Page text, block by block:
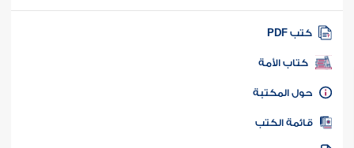
كتب PDF
كتاب الأمة
المكتبة